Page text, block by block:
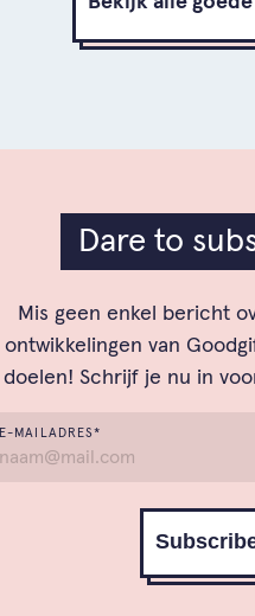
Dare to
Mis geen enkel bericht
ontwikkelingen van
doelen! Schrijf je nu in
E-MAILADRES*